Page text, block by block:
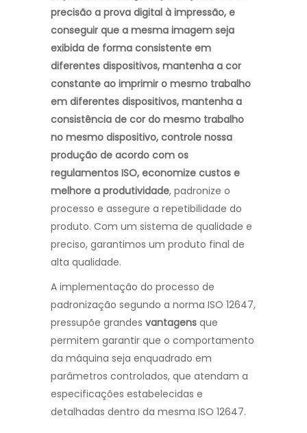
precisão a prova digital à impressão, e
conseguir que a mesma imagem seja
exibida de forma consistente em
diferentes dispositivos, mantenha a cor
constante ao imprimir o mesmo trabalho
em diferentes dispositivos, mantenha a
consistência de cor do mesmo trabalho
no mesmo dispositivo, controle nossa
produção de acordo com os
regulamentos ISO, economize custos e
melhore a produtividade, padronize o
processo e assegure a repetibilidade do
produto. Com um sistema de qualidade e
preciso, garantimos um produto final de
alta qualidade.
A implementação do processo de
padronização segundo a norma ISO 12647,
pressupõe grandes vantagens que
permitem garantir que o comportamento
da máquina seja enquadrado em
parâmetros controlados, que atendam a
especificações estabelecidas e
detalhadas dentro da mesma ISO 12647.